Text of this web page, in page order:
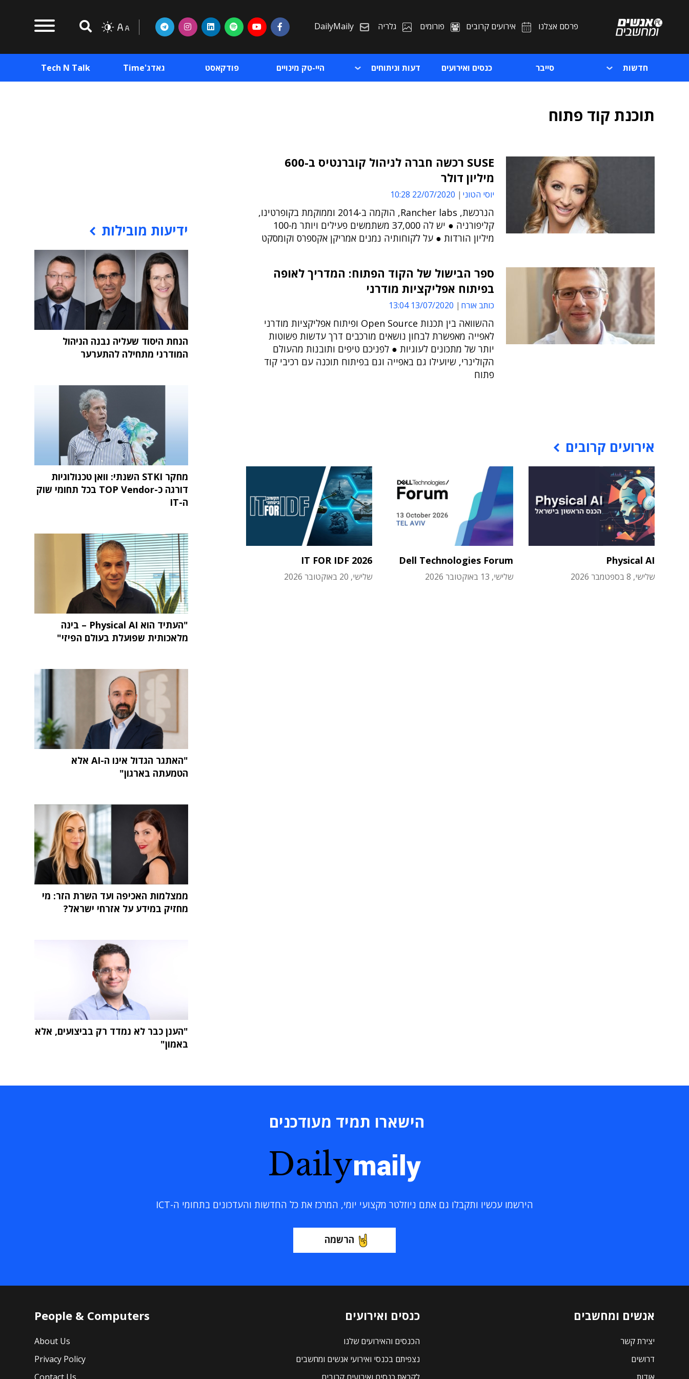
פרסם אצלנו אירועים קרובים פורומים גלריה DailyMaily
חדשות סייבר כנסים ואירועים דעות וניתוחים היי-טק מינויים פודקאסט גאדג'Time Tech N Talk
תוכנת קוד פתוח
SUSE רכשה חברה לניהול קוברנטיס ב-600
מיליון דולר
יוסי הטוני 22/07/2020 10:28
הנרכשת, Rancher labs, הוקמה ב-2014 וממוקמת בקופרטינו,
קליפורניה ● יש לה 37,000 משתמשים פעילים ויותר מ-100
מיליון הורדות ● על לקוחותיה נמנים אמריקן אקספרס וקומסקט
ספר הבישול של הקוד הפתוח: המדריך לאופה
בפיתוח אפליקציות מודרני
כותב אורח 13/07/2020 13:04
ההשוואה בין תכנות Open Source ופיתוח אפליקציות מודרני
לאפייה מאפשרת לבחון נושאים מורכבים דרך עדשות פשוטות
יותר של מתכונים לעוגיות ● לפניכם טיפים ותובנות מהעולם
הקולינרי, שיועילו גם באפייה וגם בפיתוח תוכנה עם רכיבי קוד
פתוח
אירועים קרובים
Physical AI
שלישי, 8 בספטמבר 2026
Dell Technologies Forum
שלישי, 13 באוקטובר 2026
IT FOR IDF 2026
שלישי, 20 באוקטובר 2026
ידיעות מובילות
הנחת היסוד שעליה נבנה הניהול
המודרני מתחילה להתערער
מחקר STKI השנתי: וואן טכנולוגיות
דורגה כ-TOP Vendor בכל תחומי שוק
ה-IT
"העתיד הוא Physical AI – בינה
מלאכותית שפועלת בעולם הפיזי"
"האתגר הגדול אינו ה-AI אלא
הטמעתה בארגון"
ממצלמות האכיפה ועד השרת הזר: מי
מחזיק במידע על אזרחי ישראל?
"הענן כבר לא נמדד רק בביצועים, אלא
באמון"
הישארו תמיד מעודכנים
Dailymaily
הירשמו עכשיו ותקבלו גם אתם ניוזלטר מקצועי יומי, המרכז את כל החדשות והעדכונים בתחומי ה-ICT
הרשמה
אנשים ומחשבים
יצירת קשר
דרושים
כנסים ואירועים
הכנסים והאירועים שלנו
נצפיתם בכנסי ואירועי אנשים ומחשבים
People & Computers
About Us
Privacy Policy